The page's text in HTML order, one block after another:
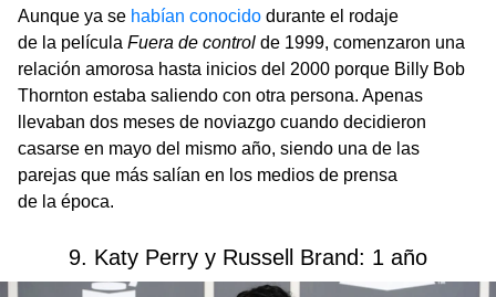
Aunque ya se habían conocido durante el rodaje
de la película Fuera de control de 1999, comenzaron una
relación amorosa hasta inicios del 2000 porque Billy Bob
Thornton estaba saliendo con otra persona. Apenas
llevaban dos meses de noviazgo cuando decidieron
casarse en mayo del mismo año, siendo una de las
parejas que más salían en los medios de prensa
de la época.
9. Katy Perry y Russell Brand: 1 año